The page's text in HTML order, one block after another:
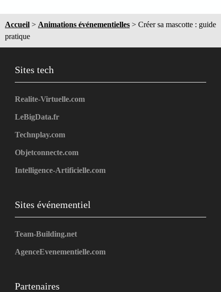
Accueil > Animations événementielles > Créer sa mascotte : guide
pratique
Sites tech
Realite-Virtuelle.com
LeBigData.fr
Technplay.com
Objetconnecte.com
Intelligence-Artificielle.com
Sites événementiel
Team-Building.net
AgenceEvenementielle.com
Partenaires